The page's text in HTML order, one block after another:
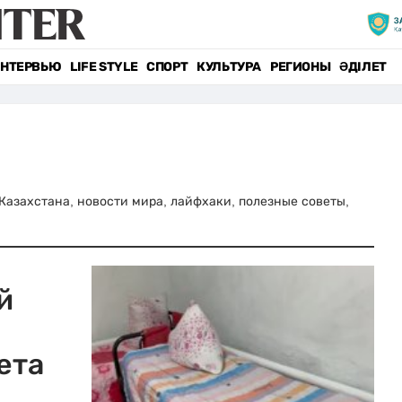
LIFE STYLE СПОРТ КУЛЬТУРА РЕГИОНЫ ӘДІЛЕТ
новости мира, лайфхаки, полезные советы,